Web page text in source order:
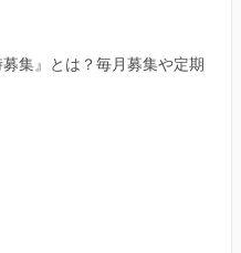
集』とは？毎月募集や定期